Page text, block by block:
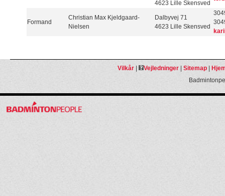
4623 Lille Skensved
Formand
Christian Max Kjeldgaard-
Nielsen
Dalbyvej 71
4623 Lille Skensved
Vilkår| Vejledninger| Sitemap|